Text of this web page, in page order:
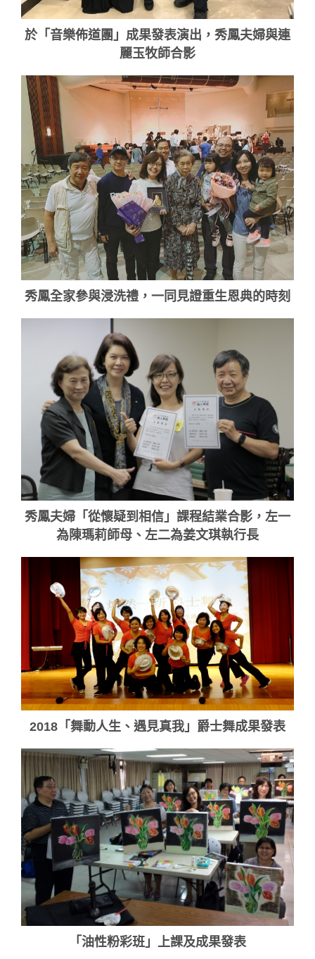
於「音樂佈道團」成果發表演出，秀鳳夫婦與連
麗玉牧師合影
秀鳳全家參與浸洗禮，一同見證重生恩典的時刻
秀鳳夫婦「從懷疑到相信」課程結業合影，左一
為陳瑪莉師母、左二為姜文琪執行長
2018「舞動人生、遇見真我」爵士舞成果發表
「油性粉彩班」上課及成果發表